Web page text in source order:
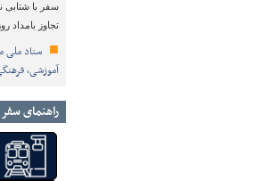
سفر با شتابی
تجاوز بامداد
ستاد ملی
آموزشی،
راهنمای سفر